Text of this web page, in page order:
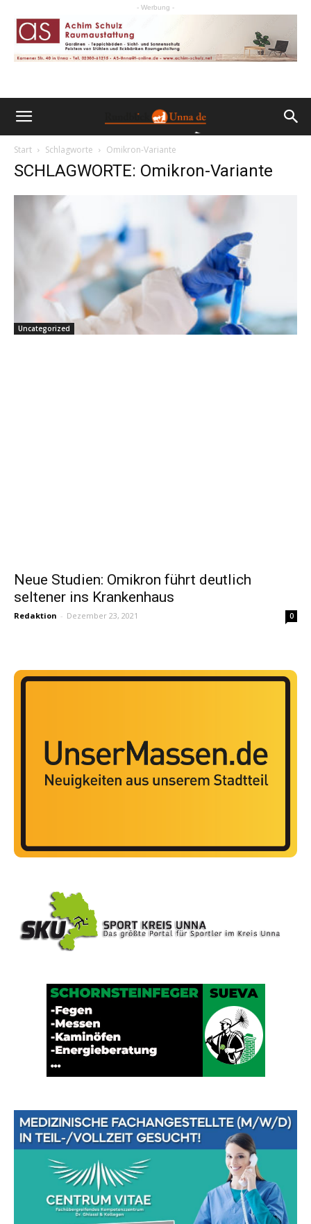
- Werbung -
Start Schlagworte Omikron-Variante
SCHLAGWORTE: Omikron-Variante
Uncategorized
Neue Studien: Omikron führt deutlich
seltener ins Krankenhaus
Redaktion - Dezember 23, 2021 0